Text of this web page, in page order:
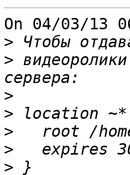
On 04/03/13
>
>
>
>
>
>
>